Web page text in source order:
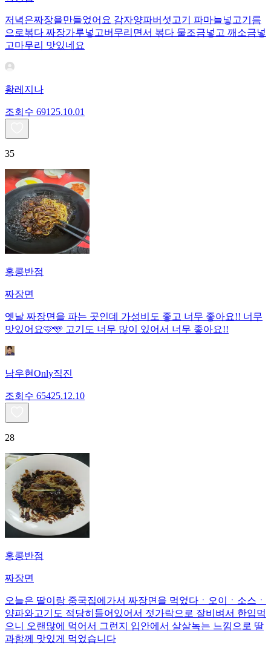
저녁은짜장을만들었어요 감자양파버섯고기 파마늘넣고기름
으로볶다 짜장가루넣고버무리면서 볶다 물조금넣고 깨소금넣
고마무리 맛있네요
황레지나
조회수 691 25.10.01
35
홍콩반점
짜장면
옛날 짜장면을 파는 곳인데 가성비도 좋고 너무 좋아요!! 너무
맛있어요🩷🩵 고기도 너무 많이 있어서 너무 좋아요!!
남우현Only직진
조회수 65425.12.10
28
홍콩반점
짜장면
오늘은 딸이랑 중국집에가서 짜장면을 먹었다ㆍ오이ㆍ소스ㆍ
양파와고기도 적당히들어있어서 젓가락으로 잘비벼서 한입먹
으니 오랜많에 먹어서 그런지 입안에서 살살녹는 느낌으로 딸
과함께 맛있게 먹었습니다